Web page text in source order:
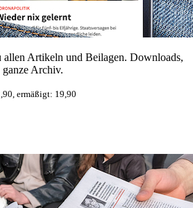
allen Artikeln und Beilagen. Downloads,
ganze Archiv.
ermäßigt: 19,90